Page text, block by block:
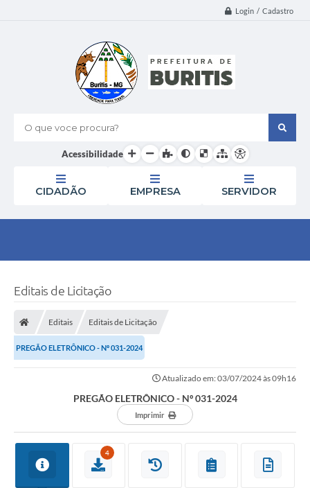
Login / Cadastro
O que voce procura?
Acessibilidade
CIDADÃO EMPRESA SERVIDOR
Editais de Licitação
Editais Editais de Licitação
PREGÃO ELETRÔNICO - Nº 031-2024
Atualizado em: 03/07/2024 às 09h16
PREGÃO ELETRÔNICO - Nº 031-2024
Imprimir
4